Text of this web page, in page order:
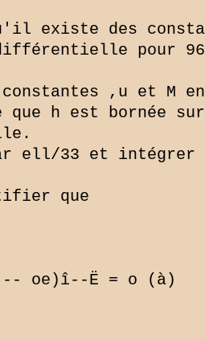
existe des
pour 96
,u et M
que h est bornée
ell/33 et intégrer
que
oe)î--Ë = o (à)